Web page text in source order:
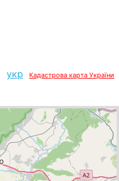
укр Кадастрова карта України